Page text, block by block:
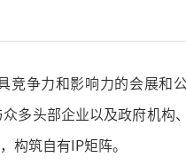
争力和影响力的会展和
多头部企业以及政府机构
构筑自有IP矩阵。